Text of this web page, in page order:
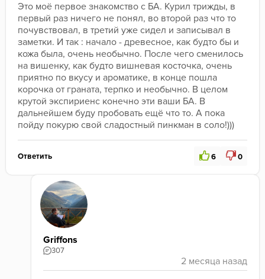
Это моё первое знакомство с БА. Курил трижды, в
первый раз ничего не понял, во второй раз что то
почувствовал, в третий уже сидел и записывал в
заметки. И так : начало - древесное, как будто бы и
кожа была, очень необычно. После чего сменилось
на вишенку, как будто вишневая косточка, очень
приятно по вкусу и ароматике, в конце пошла
корочка от граната, терпко и необычно. В целом
крутой экспириенс конечно эти ваши БА. В
дальнейшем буду пробовать ещё что то. А пока
пойду покурю свой сладостный пинкман в соло!)))
Ответить 6 0
Griffons
307